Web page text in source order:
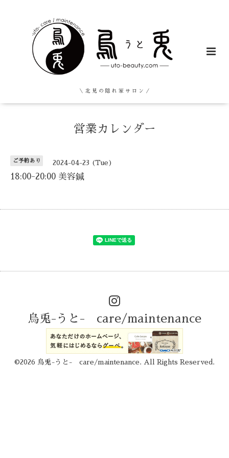
＼ 北 見 の 隠 れ 家 サ ロ ン ／
営業カレンダー
ご予約あり 2024-04-23 (Tue)
18:00-20:00 美容鍼
烏兎-うと- care/maintenance
©2026 烏兎-うと- care/maintenance . All Rights Reserved.